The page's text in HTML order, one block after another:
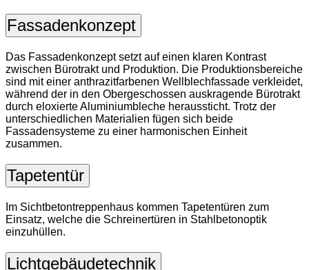
Fassadenkonzept
Das Fassadenkonzept setzt auf einen klaren Kontrast
zwischen Bürotrakt und Produktion. Die Produktionsbereiche
sind mit einer anthrazitfarbenen Wellblechfassade verkleidet,
während der in den Obergeschossen auskragende Bürotrakt
durch eloxierte Aluminiumbleche heraussticht. Trotz der
unterschiedlichen Materialien fügen sich beide
Fassadensysteme zu einer harmonischen Einheit
zusammen.
Tapetentür
Im Sichtbetontreppenhaus kommen Tapetentüren zum
Einsatz, welche die Schreinertüren in Stahlbetonoptik
einzuhüllen.
Lichtgebäudetechnik